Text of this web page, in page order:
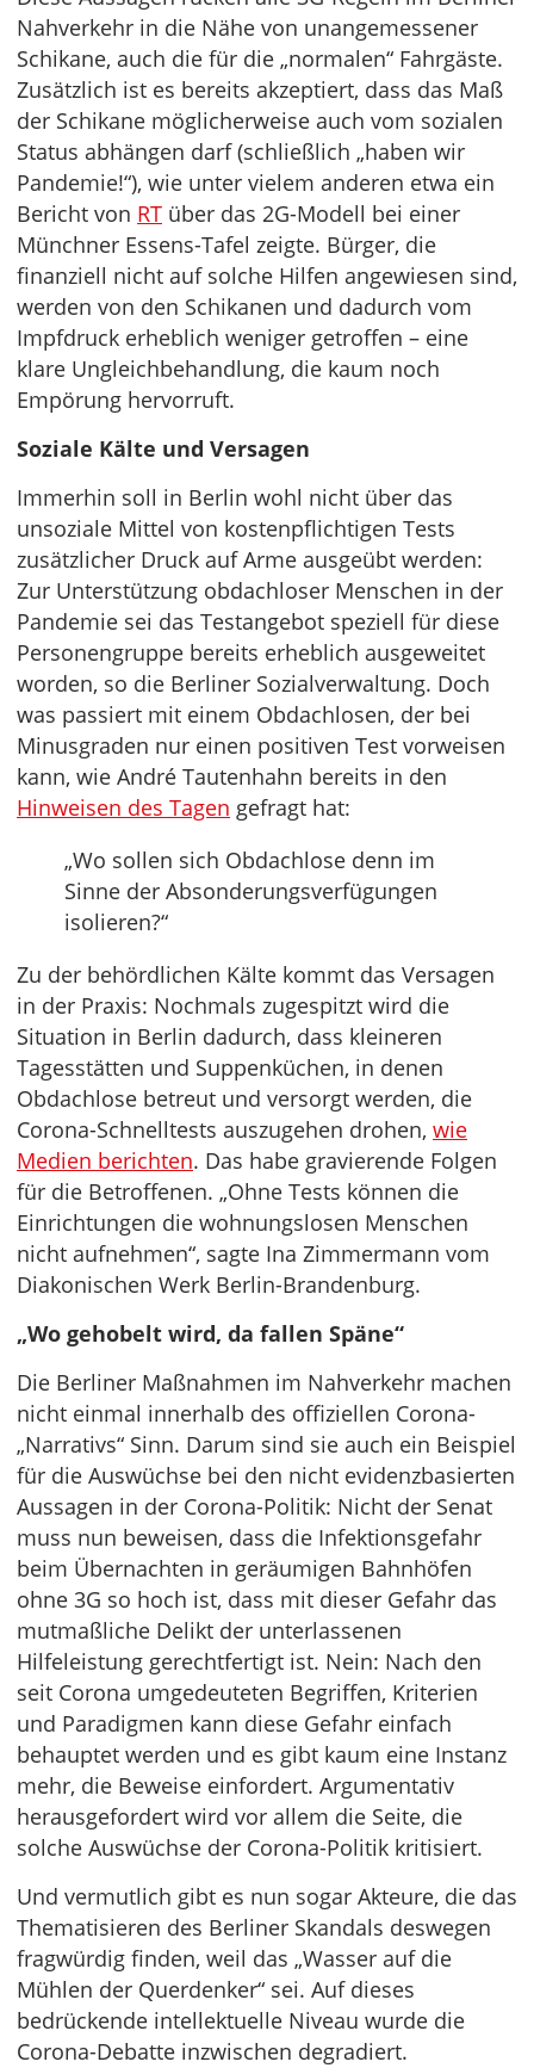
Nahverkehr in die Nähe von unangemessener
Schikane, auch die für die „normalen“ Fahrgäste.
Zusätzlich ist es bereits akzeptiert, dass das Maß
der Schikane möglicherweise auch vom sozialen
Status abhängen darf (schließlich „haben wir
Pandemie!“), wie unter vielem anderen etwa ein
Bericht von RT über das 2G-Modell bei einer
Münchner Essens-Tafel zeigte. Bürger, die
finanziell nicht auf solche Hilfen angewiesen sind,
werden von den Schikanen und dadurch vom
Impfdruck erheblich weniger getroffen – eine
klare Ungleichbehandlung, die kaum noch
Empörung hervorruft.
Soziale Kälte und Versagen
Immerhin soll in Berlin wohl nicht über das
unsoziale Mittel von kostenpflichtigen Tests
zusätzlicher Druck auf Arme ausgeübt werden:
Zur Unterstützung obdachloser Menschen in der
Pandemie sei das Testangebot speziell für diese
Personengruppe bereits erheblich ausgeweitet
worden, so die Berliner Sozialverwaltung. Doch
was passiert mit einem Obdachlosen, der bei
Minusgraden nur einen positiven Test vorweisen
kann, wie André Tautenhahn bereits in den
Hinweisen des Tagen gefragt hat:
„Wo sollen sich Obdachlose denn im
Sinne der Absonderungsverfügungen
isolieren?“
Zu der behördlichen Kälte kommt das Versagen
in der Praxis: Nochmals zugespitzt wird die
Situation in Berlin dadurch, dass kleineren
Tagesstätten und Suppenküchen, in denen
Obdachlose betreut und versorgt werden, die
Corona-Schnelltests auszugehen drohen, wie
Medien berichten. Das habe gravierende Folgen
für die Betroffenen. „Ohne Tests können die
Einrichtungen die wohnungslosen Menschen
nicht aufnehmen“, sagte Ina Zimmermann vom
Diakonischen Werk Berlin-Brandenburg.
„Wo gehobelt wird, da fallen Späne“
Die Berliner Maßnahmen im Nahverkehr machen
nicht einmal innerhalb des offiziellen Corona-
„Narrativs“ Sinn. Darum sind sie auch ein Beispiel
für die Auswüchse bei den nicht evidenzbasierten
Aussagen in der Corona-Politik: Nicht der Senat
muss nun beweisen, dass die Infektionsgefahr
beim Übernachten in geräumigen Bahnhöfen
ohne 3G so hoch ist, dass mit dieser Gefahr das
mutmaßliche Delikt der unterlassenen
Hilfeleistung gerechtfertigt ist. Nein: Nach den
seit Corona umgedeuteten Begriffen, Kriterien
und Paradigmen kann diese Gefahr einfach
behauptet werden und es gibt kaum eine Instanz
mehr, die Beweise einfordert. Argumentativ
herausgefordert wird vor allem die Seite, die
solche Auswüchse der Corona-Politik kritisiert.
Und vermutlich gibt es nun sogar Akteure, die das
Thematisieren des Berliner Skandals deswegen
fragwürdig finden, weil das „Wasser auf die
Mühlen der Querdenker“ sei. Auf dieses
bedrückende intellektuelle Niveau wurde die
Corona-Debatte inzwischen degradiert.